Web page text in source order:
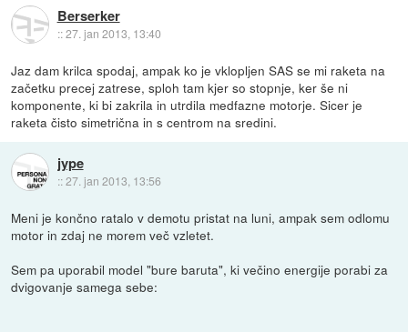
Berserker
::27. jan 2013, 13:40
Jaz dam krilca spodaj, ampak ko je vklopljen SAS se mi raketa na
začetku precej zatrese, sploh tam kjer so stopnje, ker še ni
komponente, ki bi zakrila in utrdila medfazne motorje. Sicer je
raketa čisto simetrična in s centrom na sredini.
jype
::27. jan 2013, 13:56
Meni je končno ratalo v demotu pristat na luni, ampak sem odlomu
motor in zdaj ne morem več vzletet.
Sem pa uporabil model "bure baruta", ki večino energije porabi za
dvigovanje samega sebe: